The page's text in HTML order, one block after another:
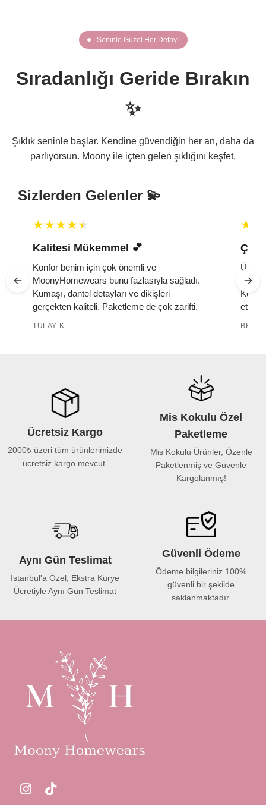
Seninle Güzel Her Detay!
Sıradanlığı Geride Bırakın
✨
Şıklık seninle başlar. Kendine güvendiğin her an, daha da
parlıyorsun. Moony ile içten gelen şıklığını keşfet.
Sizlerden Gelenler 💫
Kalitesi Mükemmel 💕 ️
Konfor benim için çok önemli ve
MoonyHomewears bunu fazlasıyla sağladı.
Kumaşı, dantel detayları ve dikişleri
gerçekten kaliteli. Paketleme de çok zarifti.
TÜLAY K.
Çok
Ürün
etti.
Ücretsiz Kargo
2000₺ üzeri tüm ürünlerimizde
ücretsiz kargo mevcut.
Mis Kokulu Özel
Paketleme
Mis Kokulu Ürünler, Özenle
Paketlenmiş ve Güvenle
Kargolanmış!
Aynı Gün Teslimat
İstanbul'a Özel, Ekstra Kurye
Ücretiyle Aynı Gün Teslimat
Güvenli Ödeme
Ödeme bilgileriniz 100%
güvenli bir şekilde
saklanmaktadır.